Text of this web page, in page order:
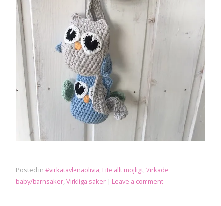
Posted in#virkatavlenaolivia Lite allt möjligt ,Virkade
baby/barnsaker ,Virkliga saker | Leave a comment